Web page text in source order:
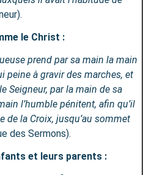
le Christ :
prend par sa main la main
peine à gravir des marches, et
Seigneur, par la main de sa
l’humble pénitent, afin qu’il
de la Croix, jusqu’au sommet
des Sermons).
et leurs parents :